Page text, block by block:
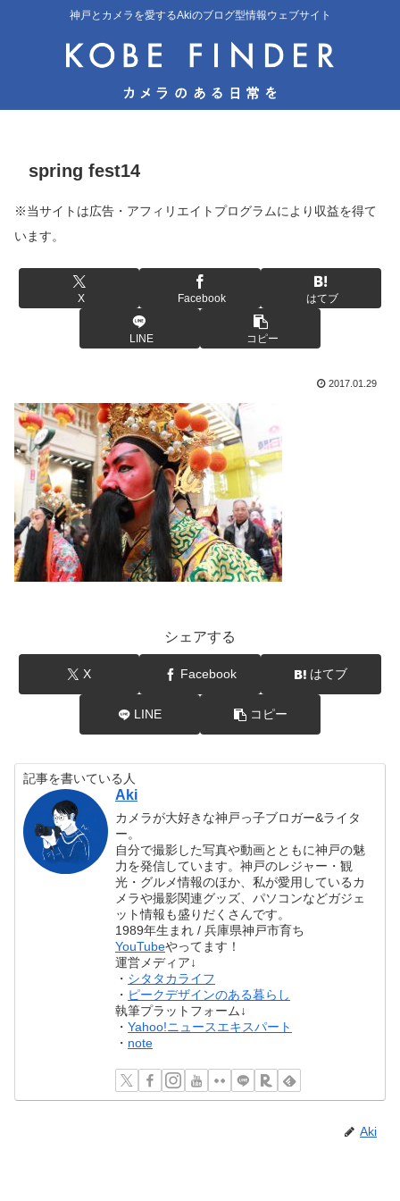
神戸とカメラを愛するAkiのブログ型情報ウェブサイト
spring fest14
※当サイトは広告・アフィリエイトプログラムにより収益を得て
います。
X Facebook はてブ
LINE コピー
2017.01.29
シェアする
X Facebook はてブ
LINE コピー
記事を書いている人
Aki
カメラが大好きな神戸っ子ブロガー&ライタ
ー。
自分で撮影した写真や動画とともに神戸の魅
力を発信しています。神戸のレジャー・観
光・グルメ情報のほか、私が愛用しているカ
メラや撮影関連グッズ、パソコンなどガジェ
ット情報も盛りだくさんです。
1989年生まれ / 兵庫県神戸市育ち
YouTubeやってます！
運営メディア↓
・ シタタカライフ
・ ピークデザインのある暮らし
執筆プラットフォーム↓
・Yahoo!ニュースエキスパート
・ note
Aki